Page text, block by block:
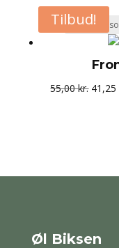
Tilbud!
55,00kr. Den
41,25
Øl Biksen